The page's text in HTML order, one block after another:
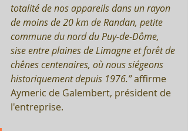
totalité de nos appareils dans un rayon
de moins de 20 km de Randan, petite
commune du nord du Puy-de-Dôme,
sise entre plaines de Limagne et forêt de
chênes centenaires, où nous siégeons
historiquement depuis 1976.’’ affirme
Aymeric de Galembert, président de
l'entreprise.